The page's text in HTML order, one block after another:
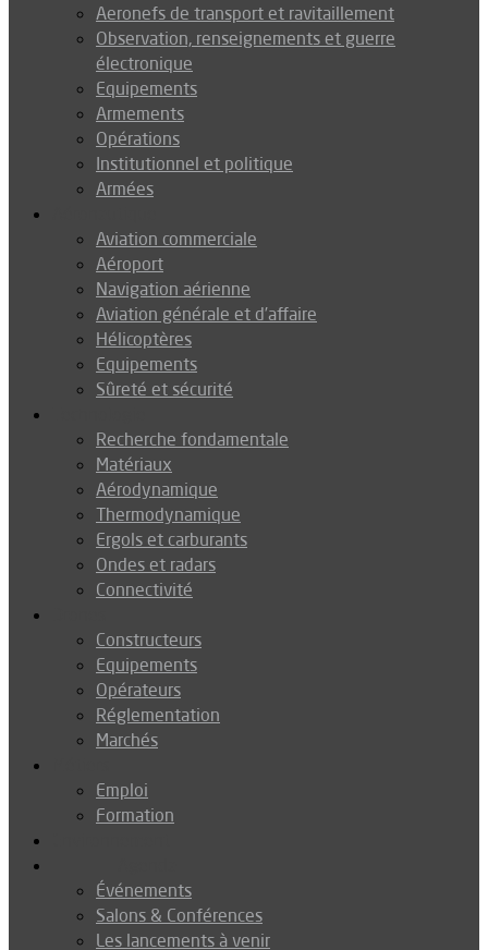
Aeronefs de transport et ravitaillement
Observation, renseignements et guerre
électronique
Equipements
Armements
Opérations
Institutionnel et politique
Armées
Aviation commerciale
Aéroport
Navigation aérienne
Aviation générale et d’affaire
Hélicoptères
Equipements
Sûreté et sécurité
Recherche fondamentale
Matériaux
Aérodynamique
Thermodynamique
Ergols et carburants
Ondes et radars
Connectivité
Constructeurs
Equipements
Opérateurs
Réglementation
Marchés
Emploi
Formation
Événements
Salons & Conférences
Les lancements à venir